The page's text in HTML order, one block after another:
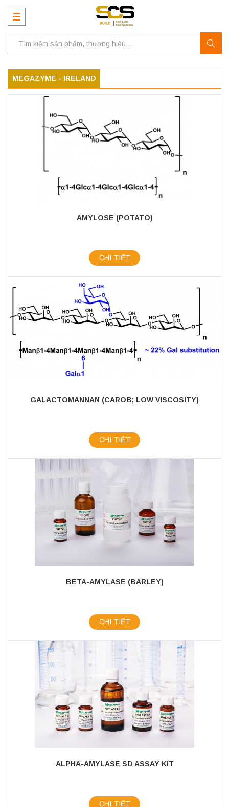
MEGAZYME - IRELAND
AMYLOSE (POTATO)
CHI TIẾT
GALACTOMANNAN (CAROB; LOW VISCOSITY)
CHI TIẾT
BETA-AMYLASE (BARLEY)
CHI TIẾT
ALPHA-AMYLASE SD ASSAY KIT
CHI TIẾT